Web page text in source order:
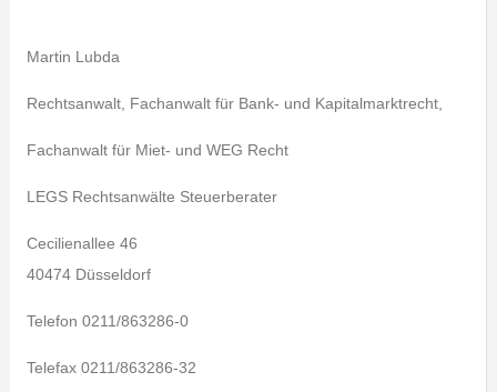
Martin Lubda
Rechtsanwalt, Fachanwalt für Bank- und Kapitalmarktrecht,
Fachanwalt für Miet- und WEG Recht
LEGS Rechtsanwälte Steuerberater
Cecilienallee 46
40474 Düsseldorf
Telefon 0211/863286-0
Telefax 0211/863286-32